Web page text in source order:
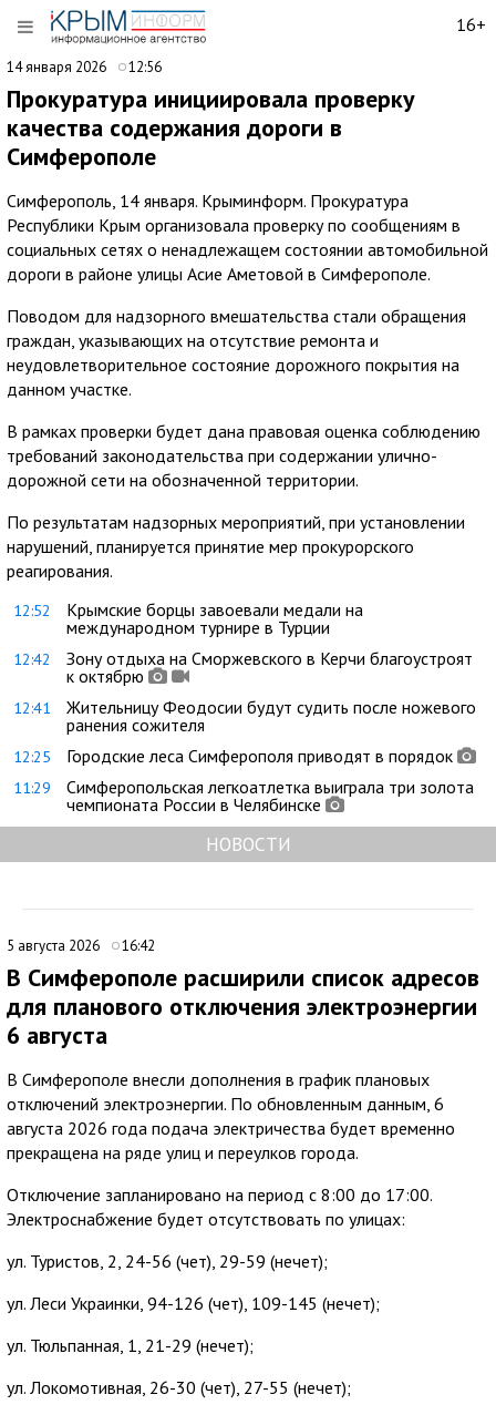
16+
14 января 2026 12:56
Прокуратура инициировала проверку
качества содержания дороги в
Симферополе
Симферополь, 14 января. Крыминформ. Прокуратура
Республики Крым организовала проверку по сообщениям в
социальных сетях о ненадлежащем состоянии автомобильной
дороги в районе улицы Асие Аметовой в Симферополе.
Поводом для надзорного вмешательства стали обращения
граждан, указывающих на отсутствие ремонта и
неудовлетворительное состояние дорожного покрытия на
данном участке.
В рамках проверки будет дана правовая оценка соблюдению
требований законодательства при содержании улично-
дорожной сети на обозначенной территории.
По результатам надзорных мероприятий, при установлении
нарушений, планируется принятие мер прокурорского
реагирования.
12:52
Крымские борцы завоевали медали на
международном турнире в Турции
12:42
Зону отдыха на Сморжевского в Керчи благоустроят
к октябрю
12:41
Жительницу Феодосии будут судить после ножевого
ранения сожителя
12:25 Городские леса Симферополя приводят в порядок
11:29
Симферопольская легкоатлетка выиграла три золота
чемпионата России в Челябинске
НОВОСТИ
5 августа 2026 16:42
В Симферополе расширили список адресов
для планового отключения электроэнергии
6 августа
В Симферополе внесли дополнения в график плановых
отключений электроэнергии. По обновленным данным, 6
августа 2026 года подача электричества будет временно
прекращена на ряде улиц и переулков города.
Отключение запланировано на период с 8:00 до 17:00.
Электроснабжение будет отсутствовать по улицах:
ул. Туристов, 2, 24-56 (чет), 29-59 (нечет);
ул. Леси Украинки, 94-126 (чет), 109-145 (нечет);
ул. Тюльпанная, 1, 21-29 (нечет);
ул. Локомотивная, 26-30 (чет), 27-55 (нечет);